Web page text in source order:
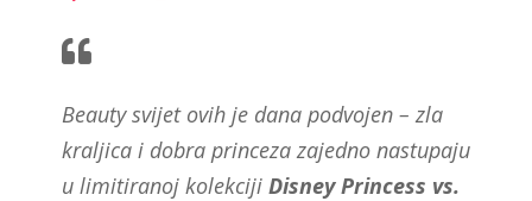
Beauty svijet ovih je dana podvojen – zla
kraljica i dobra princeza zajedno nastupaju
u limitiranoj kolekciji Disney Princess vs.